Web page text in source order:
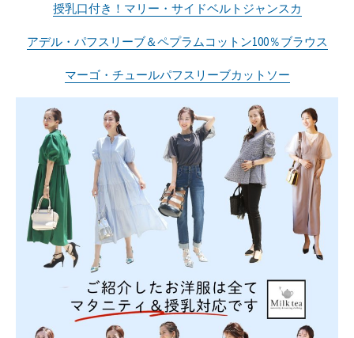
授乳口付き！マリー・サイドベルトジャンスカ
アデル・パフスリーブ＆ペプラムコットン100％ブラウス
マーゴ・チュールパフスリーブカットソー